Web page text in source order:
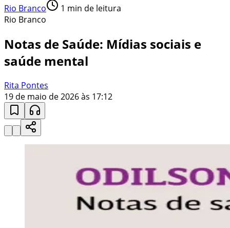
Rio Branco 1 min de leitura
Rio Branco
Notas de Saúde: Mídias sociais e
saúde mental
Rita Pontes
19 de maio de 2026 às 17:12